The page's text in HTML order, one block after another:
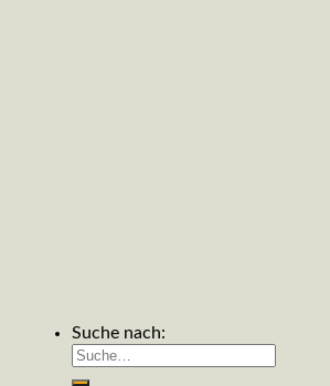
Suche nach: